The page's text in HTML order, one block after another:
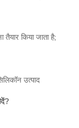
किया जाता है;
उत्पाद